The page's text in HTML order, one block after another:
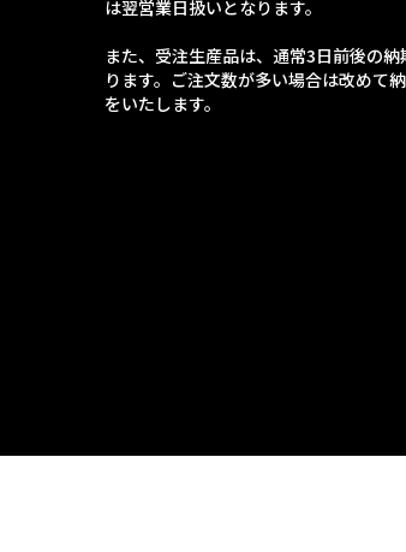
は翌営業日扱いとなります。
また、受注生産品は、通常3日前後の納
ります。ご注文数が多い場合は改めて
をいたします。